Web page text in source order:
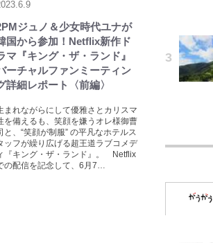
ジュノ＆少女時代ユナが
国から参加！Netflix新作ド
マ『キング・ザ・ランド』
ーチャルファンミーティン
詳細レポート〈前編〉
まれながらにして優雅さとカリスマ
を備えるも、笑顔を嫌うオレ様御曹
と、“笑顔が制服” の平凡なホテルス
ッフが繰り広げる超王道ラブコメデ
『キング・ザ・ランド』。 Netflix
の配信を記念して、6月7…